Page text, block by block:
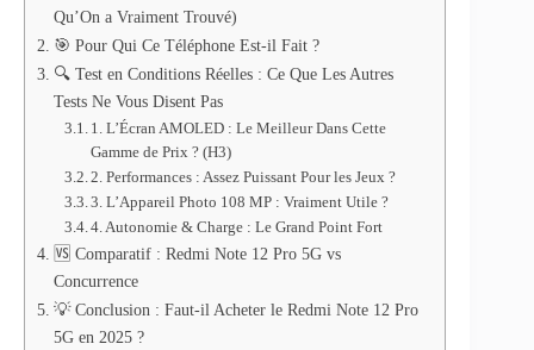
Qu’On a Vraiment Trouvé)
🎯 Pour Qui Ce Téléphone Est-il Fait ?
🔍 Test en Conditions Réelles : Ce Que Les Autres
Tests Ne Vous Disent Pas
1. L’Écran AMOLED : Le Meilleur Dans Cette
Gamme de Prix ? (H3)
2. Performances : Assez Puissant Pour les Jeux ?
3. L’Appareil Photo 108 MP : Vraiment Utile ?
4. Autonomie & Charge : Le Grand Point Fort
🆚 Comparatif : Redmi Note 12 Pro 5G vs
Concurrence
💡 Conclusion : Faut-il Acheter le Redmi Note 12 Pro
5G en 2025 ?